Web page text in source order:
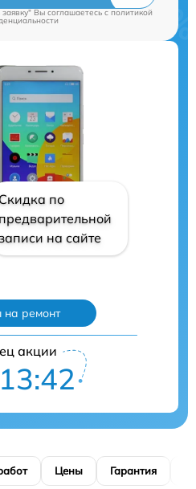
Вы соглашаетесь cполитикой
Скидка по
предварительной
на сайте
на ремонт
акции
Цены Гарантия